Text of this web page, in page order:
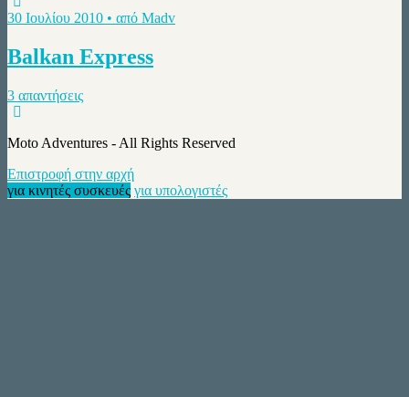
30 Ιουλίου 2010 • από Madv
Balkan Express
3 απαντήσεις
Moto Adventures - All Rights Reserved
Επιστροφή στην αρχή
για κινητές συσκευές για υπολογιστές